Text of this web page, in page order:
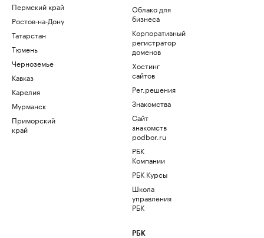
Пермский край
Ростов-на-Дону
Татарстан
Тюмень
Черноземье
Кавказ
Карелия
Мурманск
Приморский
край
Облако для
бизнеса
Корпоративный
регистратор
доменов
Хостинг
сайтов
Рег.решения
Знакомства
Сайт
знакомств
podbor.ru
РБК
Компании
РБК Курсы
Школа
управления
РБК
РБК